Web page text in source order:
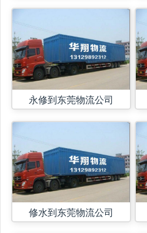
永修到东莞物流公司
修水到东莞物流公司